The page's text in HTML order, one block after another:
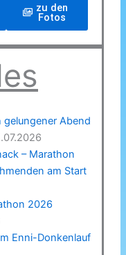
zu den
Fotos
gelungener Abend
– Marathon
am Start
2026
Enni-Donkenlauf